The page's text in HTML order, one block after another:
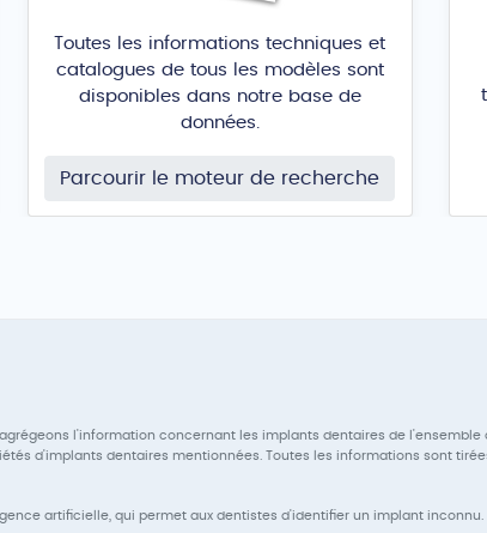
Toutes les informations techniques et
catalogues de tous les modèles sont
disponibles dans notre base de
données.
Parcourir le moteur de recherche
l'information concernant les implants dentaires de
d'implants dentaires mentionnées. Toutes les informations sont
artificielle, qui permet aux dentistes d'identifier un implant inconnu.